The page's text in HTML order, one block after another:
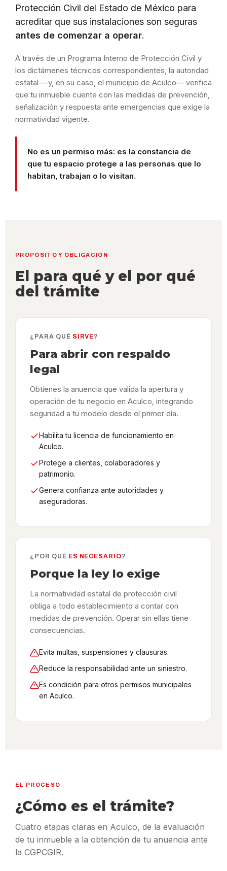
Protección Civil del Estado de México para
acreditar que sus instalaciones son seguras
antes de comenzar a operar.
A través de un Programa Interno de Protección Civil y
los dictámenes técnicos correspondientes, la autoridad
estatal —y, en su caso, el municipio de Aculco— verifica
que tu inmueble cuente con las medidas de prevención,
señalización y respuesta ante emergencias que exige la
normatividad vigente.
No es un permiso más: es la constancia de
que tu espacio protege a las personas que lo
habitan, trabajan o lo visitan.
PROPÓSITO Y OBLIGACIÓN
El para qué y el por qué
del trámite
¿PARA QUÉ SIRVE?
Para abrir con respaldo
legal
Obtienes la anuencia que valida la apertura y
operación de tu negocio en Aculco, integrando
seguridad a tu modelo desde el primer día.
Habilita tu licencia de funcionamiento en
Aculco.
Protege a clientes, colaboradores y
patrimonio.
Genera confianza ante autoridades y
aseguradoras.
¿POR QUÉ ES NECESARIO?
Porque la ley lo exige
La normatividad estatal de protección civil
obliga a todo establecimiento a contar con
medidas de prevención. Operar sin ellas tiene
consecuencias.
Evita multas, suspensiones y clausuras.
Reduce la responsabilidad ante un siniestro.
Es condición para otros permisos municipales
en Aculco.
EL PROCESO
¿Cómo es el trámite?
Cuatro etapas claras en Aculco, de la evaluación
de tu inmueble a la obtención de tu anuencia ante
la CGPCGIR.